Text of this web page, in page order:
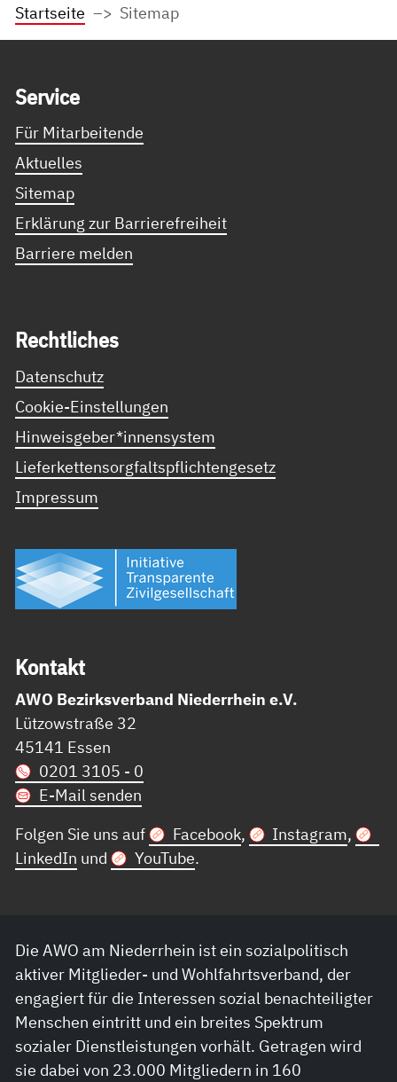
Startseite
Sitemap
Ser­vice
Für Mitarbeitende
Aktuelles
Sitemap
Erklärung zur Barrierefreiheit
Barriere melden
Recht­li­ches
Datenschutz
Cookie-Einstellungen
Hinweisgeber*innensystem
Lieferkettensorgfaltspflichtengesetz
Impressum
Kon­takt
AWO Bezirksverband Niederrhein e.V.
Lützowstraße 32
45141 Essen
0201 3105 - 0
E-Mail senden
Folgen Sie uns auf
Facebook, Instagram,
LinkedIn und YouTube.
Die AWO am Niederrhein ist ein sozialpolitisch
aktiver Mitglieder- und Wohlfahrtsverband, der
engagiert für die Interessen sozial benachteiligter
Menschen eintritt und ein breites Spektrum
sozialer Dienstleistungen vorhält. Getragen wird
sie dabei von 23.000 Mitgliedern in 160